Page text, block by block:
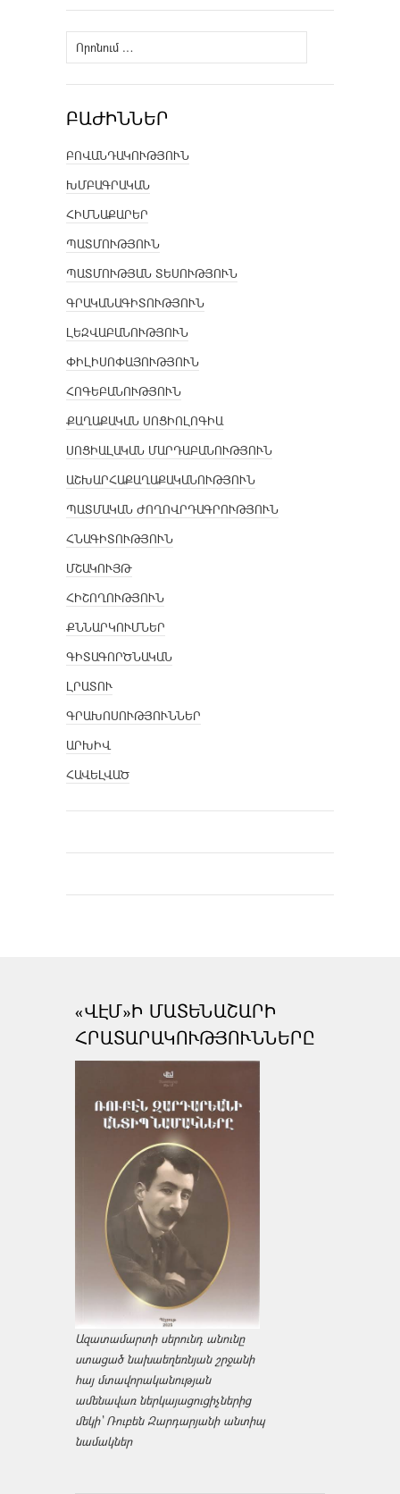
Որոնել՝
ԲԱԺԻՆՆԵՐ
ԲՈՎԱՆԴԱԿՈՒԹՅՈՒՆ
ԽՄԲԱԳՐԱԿԱՆ
ՀԻՄՆԱՔԱՐԵՐ
ՊԱՏՄՈՒԹՅՈՒՆ
ՊԱՏՄՈՒԹՅԱՆ ՏԵՍՈՒԹՅՈՒՆ
ԳՐԱԿԱՆԱԳԻՏՈՒԹՅՈՒՆ
ԼԵԶՎԱԲԱՆՈՒԹՅՈՒՆ
ՓԻԼԻՍՈՓԱՅՈՒԹՅՈՒՆ
ՀՈԳԵԲԱՆՈՒԹՅՈՒՆ
ՔԱՂԱՔԱԿԱՆ ՍՈՑԻՈԼՈԳԻԱ
ՍՈՑԻԱԼԱԿԱՆ ՄԱՐԴԱԲԱՆՈՒԹՅՈՒՆ
ԱՇԽԱՐՀԱՔԱՂԱՔԱԿԱՆՈՒԹՅՈՒՆ
ՊԱՏՄԱԿԱՆ ԺՈՂՈՎՐԴԱԳՐՈՒԹՅՈՒՆ
ՀՆԱԳԻՏՈՒԹՅՈՒՆ
ՄՇԱԿՈՒՅԹ
ՀԻՇՈՂՈՒԹՅՈՒՆ
ՔՆՆԱՐԿՈՒՄՆԵՐ
ԳԻՏԱԳՈՐԾՆԱԿԱՆ
ԼՐԱՏՈՒ
ԳՐԱԽՈՍՈՒԹՅՈՒՆՆԵՐ
ԱՐԽԻՎ
ՀԱՎԵԼՎԱԾ
«ՎԷՄ»Ի ՄԱՏԵՆԱՇԱՐԻ
ՀՐԱՏԱՐԱԿՈՒԹՅՈՒՆՆԵՐԸ
Ազատամարտի սերունդ անունը
ստացած նախաեղեռնյան շրջանի
հայ մտավորականության
ամենավառ ներկայացուցիչներից
մեկի՝ Ռուբեն Զարդարյանի անտիպ
նամակներ